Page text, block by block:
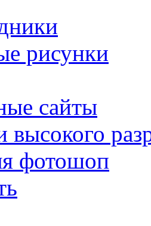
рисунки
сайты
высокого
фотошоп